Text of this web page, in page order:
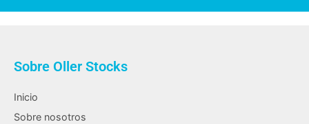
Sobre Oller Stocks
Inicio
Sobre nosotros